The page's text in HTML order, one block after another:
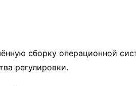
сборку операционной
регулировки.